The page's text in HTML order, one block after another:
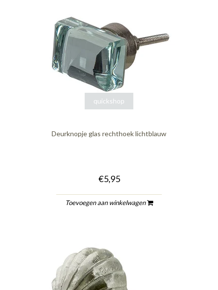
quickshop
Deurknopje glas rechthoek lichtblauw
€5,95
Toevoegen aan winkelwagen